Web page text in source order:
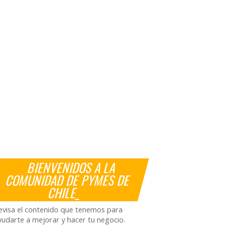
BIENVENIDOS A LA
COMUNIDAD DE PYMES DE
CHILE_
el contenido que tenemos para
a mejorar y hacer tu negocio.